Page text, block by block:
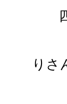
四
し
りさ
⇒